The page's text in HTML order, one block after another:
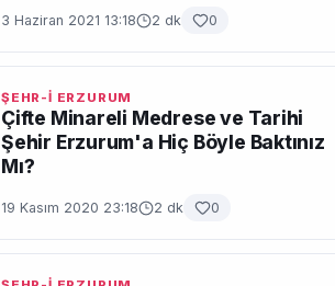
3 Haziran 2021 13:18 2 dk 0
ŞEHR-İ ERZURUM
Çifte Minareli Medrese ve Tarihi
Şehir Erzurum'a Hiç Böyle Baktınız
Mı?
19 Kasım 2020 23:18 2 dk 0